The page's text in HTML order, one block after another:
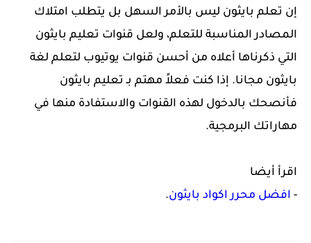
إن تعلم بايثون ليس بالأمر السهل بل يتطلب امتلاك
المصادر المناسبة للتعلم، ولعل قنوات تعليم بايثون
التي ذكرناها أعلاه من أحسن قنوات يوتيوب لتعلم لغة
بايثون مجانا. إذا كنت فعلاً مهتم بـ تعليم بايثون
فأنصحك بالدخول لهذه القنوات والاستفادة منها في
مهاراتك البرمجية.
اقرأ أيضا
- افضل محرر اكواد بايثون.